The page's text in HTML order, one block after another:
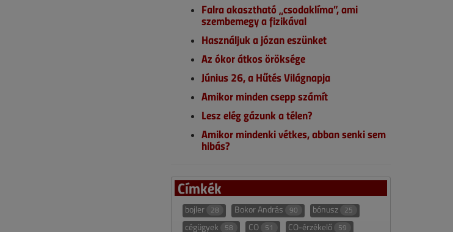
Falra akasztható „csodaklíma”, ami
szembemegy a fizikával
Használjuk a józan eszünket
Az ókor átkos öröksége
Június 26, a Hűtés Világnapja
Amikor minden csepp számít
Lesz elég gázunk a télen?
Amikor mindenki vétkes, abban senki sem
hibás?
Címkék
bojler 28 Bokor András 90 bónusz 25
cégügyek 58 CO 51 CO-érzékelő 59